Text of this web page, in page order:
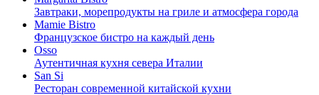
Завтраки, морепродукты на гриле и атмосфера города
Mamie Bistro
Французское бистро на каждый день
Osso
Аутентичная кухня севера Италии
San Si
Ресторан современной китайской кухни